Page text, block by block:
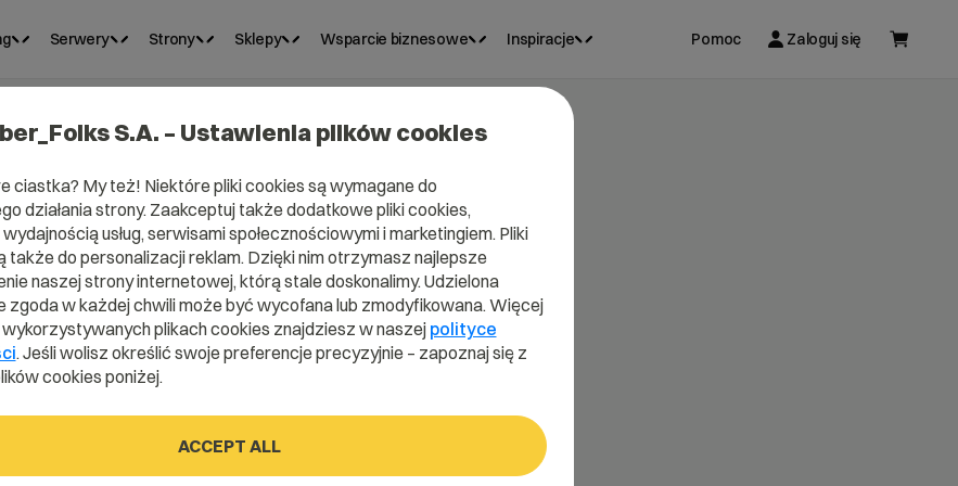
Serwery Strony Sklepy Wsparcie biznesowe Inspiracje Pomoc Zaloguj się
S.A. – Ustawienia plików cookies
ciastka? My też! Niektóre pliki cookies są wymagane do
działania strony. Zaakceptuj także dodatkowe pliki cookies,
usług, serwisami społecznościowymi i marketingiem. Pliki
także do personalizacji reklam. Dzięki nim otrzymasz najlepsze
naszej strony internetowej, którą stale doskonalimy. Udzielona
zgoda w każdej chwili może być wycofana lub zmodyfikowana. Więcej
plikach cookies znajdziesz w naszej polityce
. Jeśli wolisz określić swoje preferencje precyzyjnie – zapoznaj się z
cookies poniżej.
ACCEPT ALL